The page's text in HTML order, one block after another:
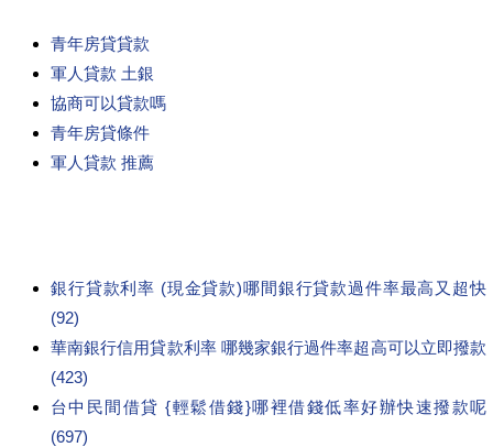
青年房貸貸款
軍人貸款 土銀
協商可以貸款嗎
青年房貸條件
軍人貸款 推薦
銀行貸款利率 (現金貸款)哪間銀行貸款過件率最高又超快
(92)
華南銀行信用貸款利率 哪幾家銀行過件率超高可以立即撥款
(423)
台中民間借貸 {輕鬆借錢}哪裡借錢低率好辦快速撥款呢
(697)